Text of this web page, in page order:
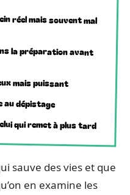
réel mais souvent mal
la préparation avant
mais puissant
au dépistage
qui remet à plus tard
sauve des vies et que
en examine les